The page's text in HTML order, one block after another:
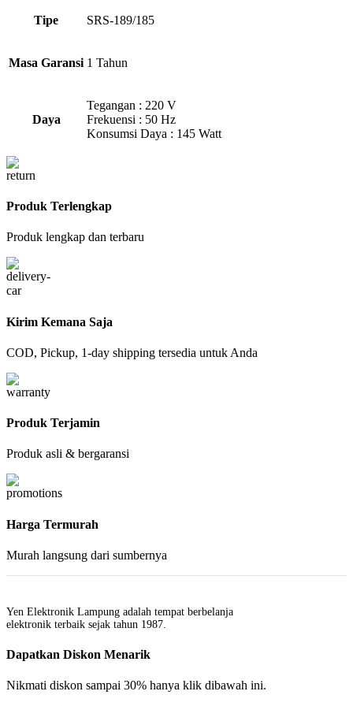
Tipe SRS-189/185
Masa Garansi 1 Tahun
Daya
Tegangan : 220 V
Frekuensi : 50 Hz
Konsumsi Daya : 145 Watt
Produk Terlengkap
Produk lengkap dan terbaru
Kirim Kemana Saja
COD, Pickup, 1-day shipping tersedia untuk Anda
Produk Terjamin
Produk asli & bergaransi
Harga Termurah
Murah langsung dari sumbernya
Yen Elektronik Lampung adalah tempat berbelanja
elektronik terbaik sejak tahun 1987.
Dapatkan Diskon Menarik
Nikmati diskon sampai 30% hanya klik dibawah ini.